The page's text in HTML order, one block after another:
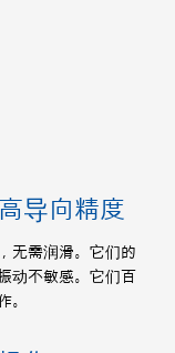
导向精度
无需润滑。它们的
动不敏感。它们百
。